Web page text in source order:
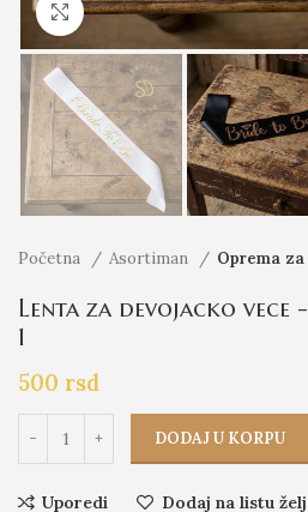
Click to enlarge
Početna Asortiman Oprema
Lenta za devojacko vece -
1
500 rsd
DODAJ U KORPU
Uporedi Dodaj na listu